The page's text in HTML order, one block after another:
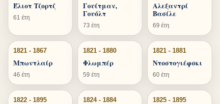
Έλιοτ Τζορτζ
61 έτη
Γουίτμαν,
Γουόλτ
73 έτη
Αλεξαντρί
Βασίλε
69 έτη
1821 - 1867
Μπωντλαίρ
46 έτη
1821 - 1880
Φλωμπέρ
59 έτη
1821 - 1881
Ντοστογιέφσκι
60 έτη
1822 - 1895 1824 - 1884 1825 - 1895